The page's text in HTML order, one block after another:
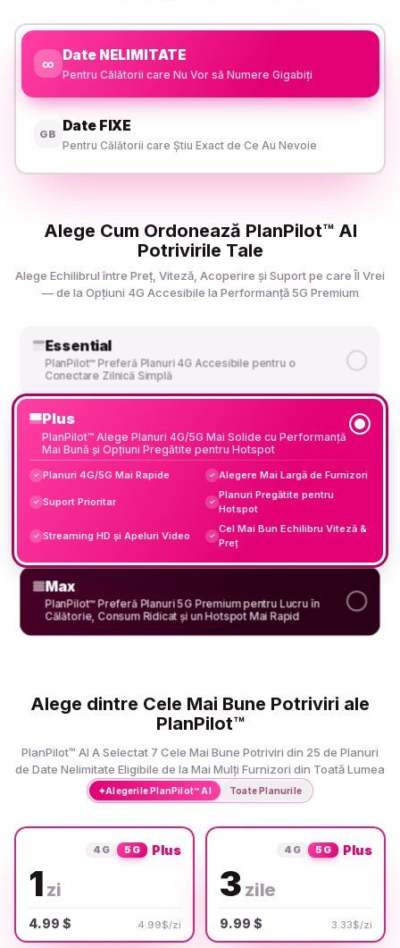
∞ Date NELIMITATE
Pentru Călătorii care Nu Vor să Numere Gigabiți
GB Date FIXE
Pentru Călătorii care Știu Exact de Ce Au Nevoie
Alege Cum Ordonează PlanPilot™ AI
Potrivirile Tale
Alege Echilibrul între Preț, Viteză, Acoperire și Suport pe care Îl Vrei
— de la Opțiuni 4G Accesibile la Performanță 5G Premium
Essential
PlanPilot™ Preferă Planuri 4G Accesibile pentru o
Conectare Zilnică Simplă
Plus
PlanPilot™ Alege Planuri 4G/5G Mai Solide cu Performanță
Mai Bună și Opțiuni Pregătite pentru Hotspot
✓ Planuri 4G/5G Mai Rapide ✓ Alegere Mai Largă de Furnizori
✓ Suport Prioritar ✓
Planuri Pregătite pentru
Hotspot
✓ Streaming HD și Apeluri Video ✓
Cel Mai Bun Echilibru Viteză &
Preț
Max
PlanPilot™ Preferă Planuri 5G Premium pentru Lucru în
Călătorie, Consum Ridicat și un Hotspot Mai Rapid
Alege dintre Cele Mai Bune Potriviri ale
PlanPilot™
PlanPilot™ AI A Selectat 7 Cele Mai Bune Potriviri din 25 de Planuri
de Date Nelimitate Eligibile de la Mai Mulți Furnizori din Toată Lumea
✦Alegerile PlanPilot™ AI Toate Planurile
4G 5G Plus
1 zi
4.99 $ 4.99$/zi
4G 5G Plus
3 zile
9.99 $ 3.33$/zi